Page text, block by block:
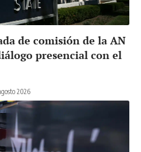
de comisión de la AN
presencial con el
2026